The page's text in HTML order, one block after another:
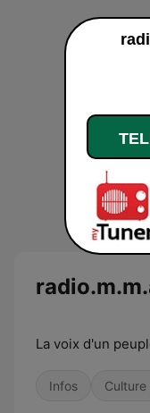
La voix d'un
Infos Culture